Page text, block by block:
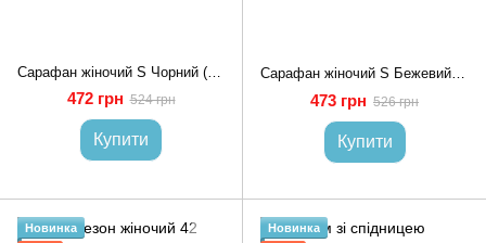
472 грн 524 грн
Купити
Сарафан жіночий S Бежевий (718436-S)
473 грн 526 грн
Купити
Новинка
Новинка